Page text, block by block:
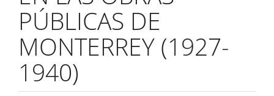
PÚBLICAS DE
MONTERREY (1927-
1940)